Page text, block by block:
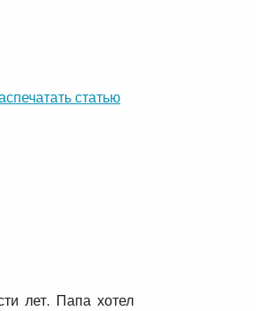
статью
лет. Папа хотел